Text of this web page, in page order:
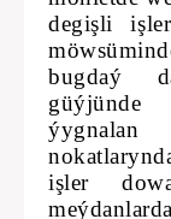
degişli
bugdaý
güýjünde
işler